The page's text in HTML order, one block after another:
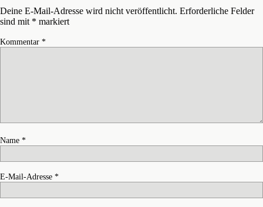
Deine E-Mail-Adresse wird nicht veröffentlicht. Erforderliche Felder
sind mit * markiert
Kommentar *
Name *
E-Mail-Adresse *